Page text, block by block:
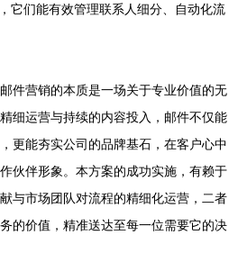
它们能有效管理联系人细分、自动化流
件营销的本质是一场关于专业价值的无
细运营与持续的内容投入，邮件不仅能
更能夯实公司的品牌基石，在客户心中
伙伴形象。本方案的成功实施，有赖于
与市场团队对流程的精细化运营，二者
的价值，精准送达至每一位需要它的决